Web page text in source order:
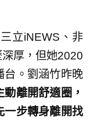
立iNEWS、非
厚，但她2020
台。劉涵竹昨晚
離開舒適圈，
一步轉身離開找